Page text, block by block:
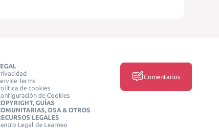
Terms
de cookies
de Cookies
GUÍAS
DSA & OTROS
LEGALES
Legal de Learneo
Comentarios